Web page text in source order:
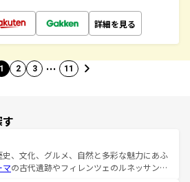
詳細を見る
1 2 3 … 11
史、文化、グルメ、自然と多彩な魅力にあふ
マの古代遺跡やフィレンツェのルネッサンス